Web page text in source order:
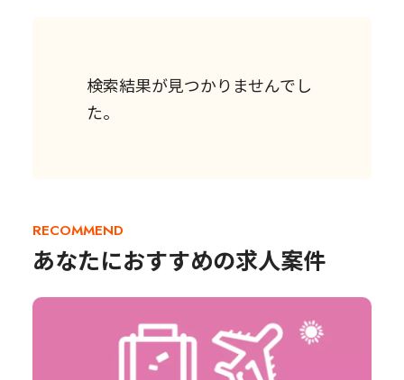
検索結果が見つかりませんでし
た。
RECOMMEND
あなたにおすすめの求人案件